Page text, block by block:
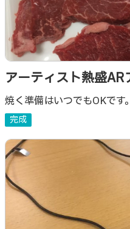
アーティスト熱盛
～
焼く準備はいつでもOKです
完成